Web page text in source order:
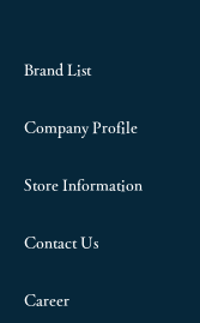
Brand List
Company Profile
Store Information
Contact Us
Career